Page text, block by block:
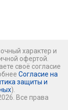
характер и
офертой.
своё согласие
Согласие на
защиты и
).
Все права